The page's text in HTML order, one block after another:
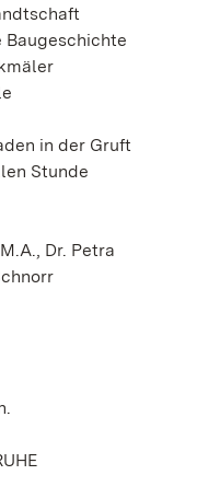
Baugeschichte
in der Gruft
Stunde
Dr. Petra